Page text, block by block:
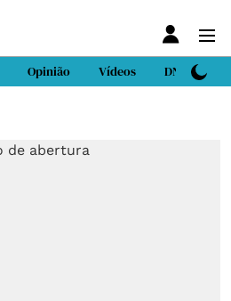
Opinião Vídeos DN Sport